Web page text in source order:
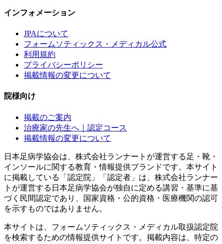
インフォメーション
JPAについて
フォームソティックス・メディカル公式
利用規約
プライバシーポリシー
掲載情報の変更について
院様向け
掲載のご案内
治療家の先生へ｜認定コース
掲載情報の変更について
日本足病学協会は、株式会社ランナートが運営する足・靴・
インソールに関する教育・情報提供ブランドです。本サイト
に掲載している「認定院」「認定者」は、株式会社ランナー
トが運営する日本足病学協会が独自に定める講習・基準に基
づく民間認定であり、国家資格・公的資格・医療機関の認可
を示すものではありません。
本サイトは、フォームソティックス・メディカル取扱認定院
を検索するための情報提供サイトです。掲載内容は、特定の